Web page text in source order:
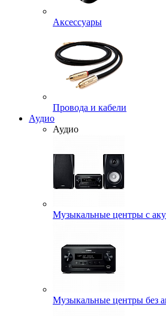
Аксессуары
Провода и кабели
Аудио
Аудио
Музыкальные центры с
Музыкальные центры без